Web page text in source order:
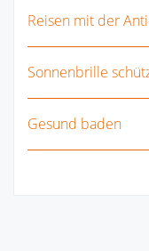
Reisen mit der
Sonnenbrille
Gesund baden